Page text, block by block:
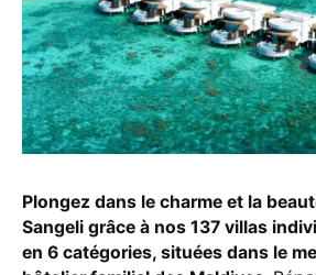
Plongez dans le charme et la
Sangeli grâce à nos 137 villas
en 6 catégories, situées dans le